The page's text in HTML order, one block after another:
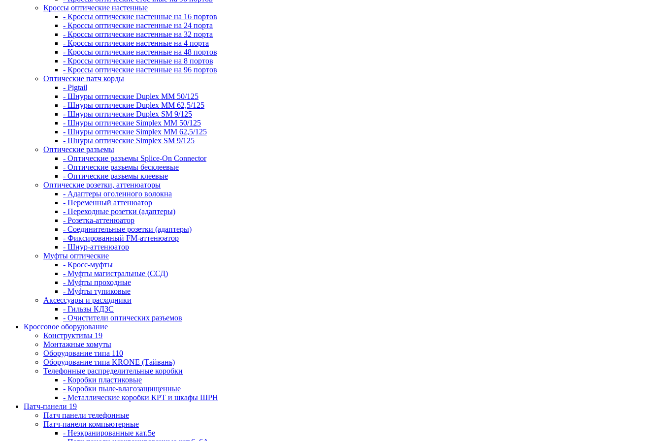
Кроссы оптические настенные
- Кроссы оптические настенные на 16 портов
- Кроссы оптические настенные на 24 порта
- Кроссы оптические настенные на 32 порта
- Кроссы оптические настенные на 4 порта
- Кроссы оптические настенные на 48 портов
- Кроссы оптические настенные на 8 портов
- Кроссы оптические настенные на 96 портов
Оптические патч корды
- Pigtail
- Шнуры оптические Duplex MM 50/125
- Шнуры оптические Duplex MM 62,5/125
- Шнуры оптические Duplex SM 9/125
- Шнуры оптические Simplex MM 50/125
- Шнуры оптические Simplex MM 62,5/125
- Шнуры оптические Simplex SM 9/125
Оптические разъемы
- Оптические разъемы Splice-On Connector
- Оптические разъемы бесклеевые
- Оптические разъемы клеевые
Оптические розетки, аттенюаторы
- Адаптеры оголенного волокна
- Переменный аттенюатор
- Переходные розетки (адаптеры)
- Розетка-аттенюатор
- Соединительные розетки (адаптеры)
- Фиксированный FM-аттенюатор
- Шнур-аттенюатор
Муфты оптические
- Кросс-муфты
- Муфты магистральные (ССД)
- Муфты проходные
- Муфты тупиковые
Аксессуары и расходники
- Гильзы КДЗС
- Очистители оптических разъемов
Кроссовое оборудование
Конструктивы 19
Монтажные хомуты
Оборудование типа 110
Оборудование типа KRONE (Тайвань)
Телефонные распределительные коробки
- Коробки пластиковые
- Коробки пыле-влагозащищенные
- Металлические коробки КРТ и шкафы ШРН
Патч-панели 19
Патч панели телефонные
Патч-панели компьютерные
- Неэкранированные кат.5е